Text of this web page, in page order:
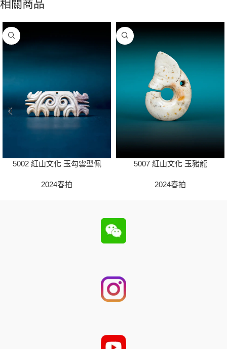
相關商品
5002 紅山文化 玉勾雲型佩
2024春拍
5007 紅山文化 玉豬龍
2024春拍